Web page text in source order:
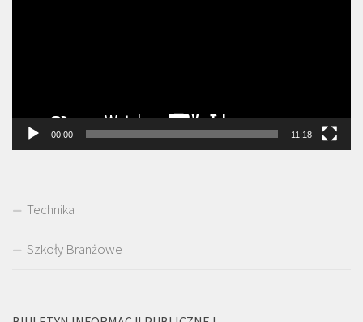
00:00 11:18
Technika
Szkoły Branżowe